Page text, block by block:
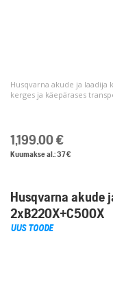
Husqvarna akude ja laadija
kerges ja käepärases
1,199.00 €
Kuumakse al.: 37 €
Husqvarna akude
2xB220X+C500X
UUS TOODE